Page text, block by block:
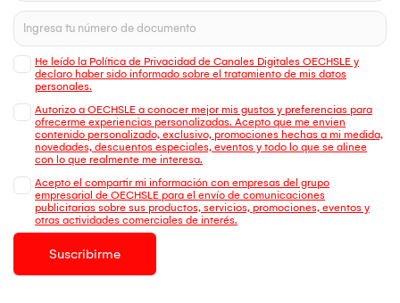
He leído la Política de Privacidad de Canales Digitales OECHSLE y
declaro haber sido informado sobre el tratamiento de mis datos
personales.
Autorizo a OECHSLE a conocer mejor mis gustos y preferencias para
ofrecerme experiencias personalizadas. Acepto que me envien
contenido personalizado, exclusivo, promociones hechas a mi medida,
novedades, descuentos especiales, eventos y todo lo que se alinee
con lo que realmente me interesa.
Acepto el compartir mi información con empresas del grupo
empresarial de OECHSLE para el envío de comunicaciones
publicitarias sobre sus productos, servicios, promociones, eventos y
otras actividades comerciales de interés.
Suscribirme